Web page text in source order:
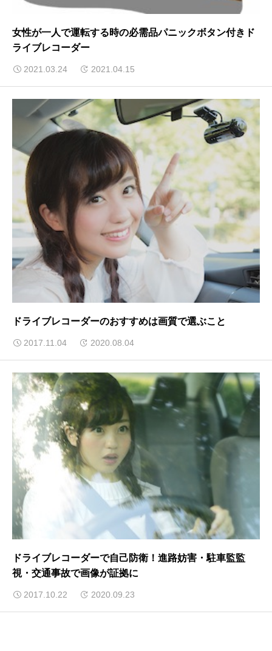
女性が一人で運転する時の必需品パニックボタン付きド
ライブレコーダー
2021.03.24 2021.04.15
ドライブレコーダーのおすすめは画質で選ぶこと
2017.11.04 2020.08.04
ドライブレコーダーで自己防衛！進路妨害・駐車監監
視・交通事故で画像が証拠に
2017.10.22 2020.09.23